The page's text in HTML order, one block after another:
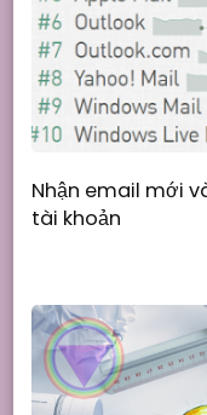
Nhận email mới
tài khoản